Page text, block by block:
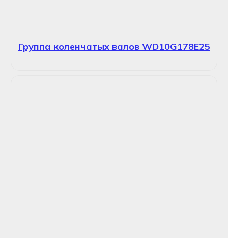
Группа коленчатых валов WD10G178E25